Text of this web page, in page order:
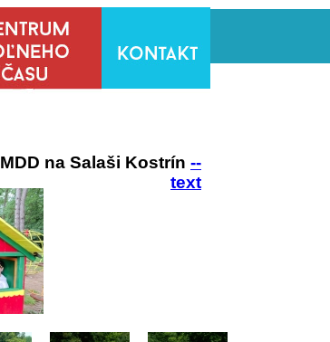
MDD na Salaši Kostrín --
text